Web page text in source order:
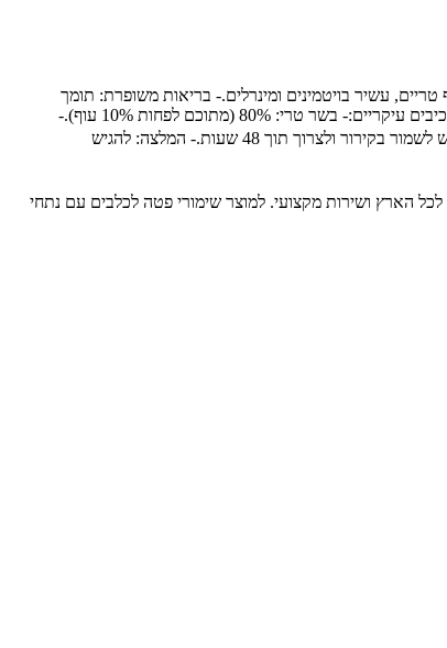
עשיר בויטמינים ומינרלים.- בריאות משופרת: תומך
בבריאות הכלב ומסייע בשמירה על פרווה מבריקה.- ללא תוספות מזיקות: ללא חומרים משמרים וצבעי מאכל.- תוצרת איטליה: מוצר איכותי מבית Monge.📝 רכיבים עיקריים:- בשר טרי: 80% (מתוכם לפחות 10% עוף).-
מינרלים וויטמינים: לתמיכה בבריאות הכלב.📋 הוראות שימוש:- הגשה: יש להגיש את המעדן כארוחה מלאה או כתוספת למזון היבש.- אחסון: לאחר הפתיחה, יש לשמור בקירור ולצרוך תוך 48 שעות.- המלצה: להגיש
חיים, עם משלוח מהיר לכל הארץ ושירות מקצועי. למוצר שימורי פטה לכלבים עם נתחי